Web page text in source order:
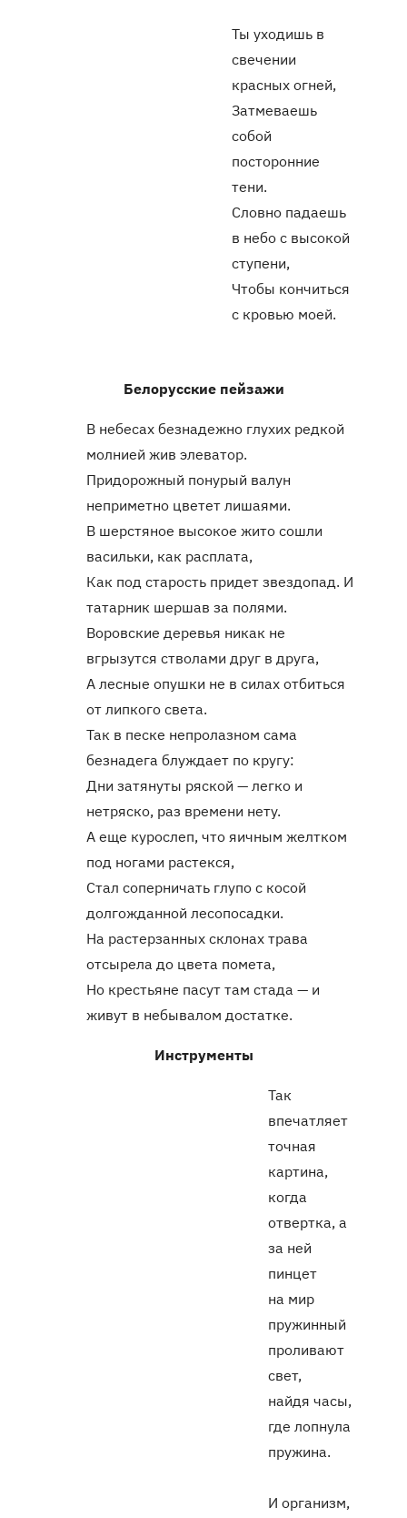
Ты уходишь в
свечении
красных огней,
Затмеваешь
собой
посторонние
тени.
Словно падаешь
в небо с высокой
ступени,
Чтобы кончиться
с кровью моей.
Белорусские пейзажи
В небесах безнадежно глухих редкой
молнией жив элеватор.
Придорожный понурый валун
неприметно цветет лишаями.
В шерстяное высокое жито сошли
васильки, как расплата,
Как под старость придет звездопад. И
татарник шершав за полями.
Воровские деревья никак не
вгрызутся стволами друг в друга,
А лесные опушки не в силах отбиться
от липкого света.
Так в песке непролазном сама
безнадега блуждает по кругу:
Дни затянуты ряской — легко и
нетряско, раз времени нету.
А еще курослеп, что яичным желтком
под ногами растекся,
Стал соперничать глупо с косой
долгожданной лесопосадки.
На растерзанных склонах трава
отсырела до цвета помета,
Но крестьяне пасут там стада — и
живут в небывалом достатке.
Инструменты
Так
впечатляет
точная
картина,
когда
отвертка, а
за ней
пинцет
на мир
пружинный
проливают
свет,
найдя часы,
где лопнула
пружина.
И организм,